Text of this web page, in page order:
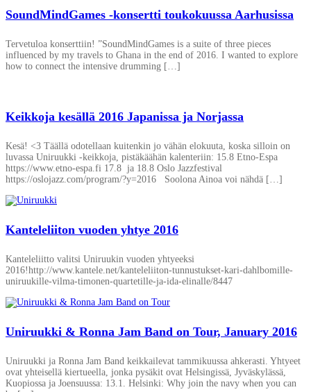
SoundMindGames -konsertti toukokuussa Aarhusissa
Tervetuloa konserttiin! ”SoundMindGames is a suite of three pieces
influenced by my travels to Ghana in the end of 2016. I wanted to explore
how to connect the intensive drumming […]
Keikkoja kesällä 2016 Japanissa ja Norjassa
Kesä! <3 Täällä odotellaan kuitenkin jo vähän elokuuta, koska silloin on
luvassa Uniruukki -keikkoja, pistäkäähän kalenteriin: 15.8 Etno-Espa
https://www.etno-espa.fi 17.8 ja 18.8 Oslo Jazzfestival
https://oslojazz.com/program/?y=2016 Soolona Ainoa voi nähdä […]
Kanteleliiton vuoden yhtye 2016
Kanteleliitto valitsi Uniruukin vuoden yhtyeeksi
2016!http://www.kantele.net/kanteleliiton-tunnustukset-kari-dahlbomille-
uniruukille-vilma-timonen-quartetille-ja-ida-elinalle/8447
Uniruukki & Ronna Jam Band on Tour, January 2016
Uniruukki ja Ronna Jam Band keikkailevat tammikuussa ahkerasti. Yhtyeet
ovat yhteisellä kiertueella, jonka pysäkit ovat Helsingissä, Jyväskylässä,
Kuopiossa ja Joensuussa: 13.1. Helsinki: Why join the navy when you can